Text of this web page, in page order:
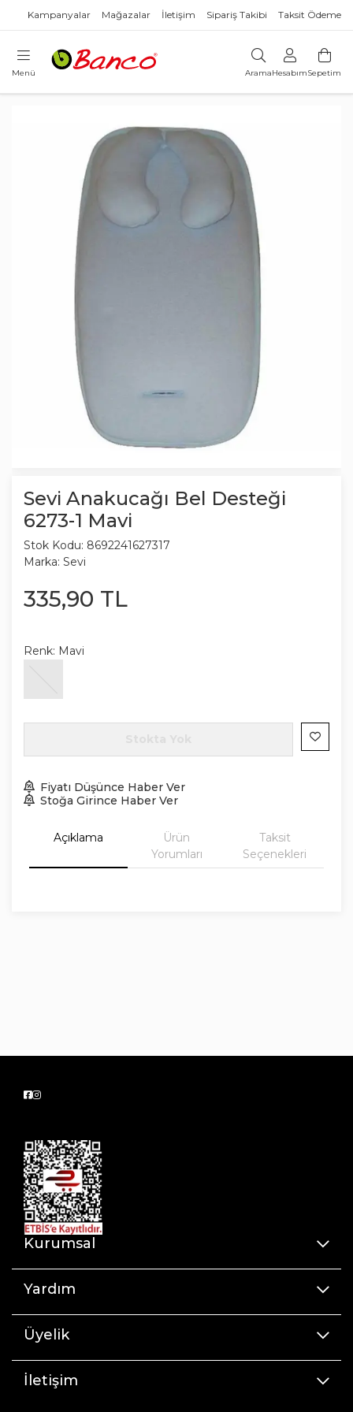
Kampanyalar Mağazalar İletişim Sipariş Takibi Taksit Ödeme
Menü AramaHesabımSepetim
Sevi Anakucağı Bel Desteği
6273-1 Mavi
Stok Kodu: 8692241627317
Marka: Sevi
335,90 TL
Renk: Mavi
Fiyatı Düşünce Haber Ver
Stoğa Girince Haber Ver
Açıklama
Ürün
Yorumları
Taksit
Seçenekleri
Kurumsal
Yardım
Üyelik
İletişim